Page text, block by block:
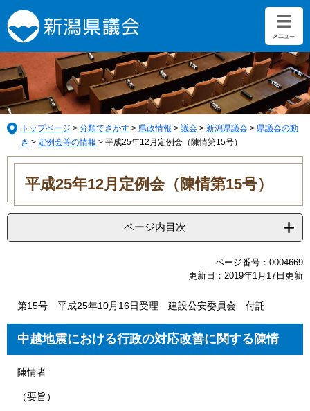
ー
ジ
の
先
頭
で
す。
ニ
ュ
ー
を
飛
ば
し
て
トップページ > 分類でさがす > 県政情報 > 議会 > 新潟県議会 > 県議会の動
き > 定例会等の情報 > 平成25年12月定例会（陳情第15号）
本
平成25年12月定例会（陳情第15号）
ページ内目次
ページ番号：0004669
更新日：2019年1月17日更新
第15号 平成25年10月16日受理 建設公安委員会 付託
中越地震における行政の対応改善に関する陳情
陳情者
（要旨）